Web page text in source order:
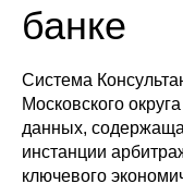
банке
Система
Московского
данных,
инстанции
ключевого